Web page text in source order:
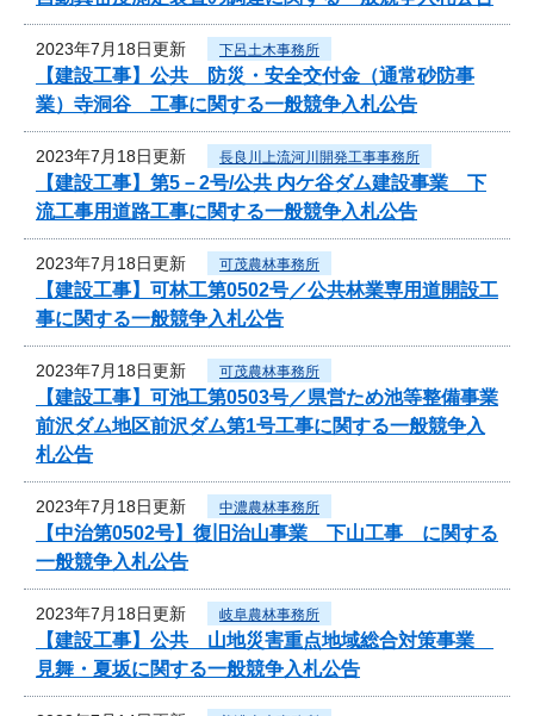
2023年7月18日更新 下呂土木事務所
【建設工事】公共 防災・安全交付金（通常砂防事
業）寺洞谷 工事に関する一般競争入札公告
2023年7月18日更新 長良川上流河川開発工事事務所
【建設工事】第5－2号/公共 内ケ谷ダム建設事業 下
流工事用道路工事に関する一般競争入札公告
2023年7月18日更新 可茂農林事務所
【建設工事】可林工第0502号／公共林業専用道開設工
事に関する一般競争入札公告
2023年7月18日更新 可茂農林事務所
【建設工事】可池工第0503号／県営ため池等整備事業
前沢ダム地区前沢ダム第1号工事に関する一般競争入
札公告
2023年7月18日更新 中濃農林事務所
【中治第0502号】復旧治山事業 下山工事 に関する
一般競争入札公告
2023年7月18日更新 岐阜農林事務所
【建設工事】公共 山地災害重点地域総合対策事業
見舞・夏坂に関する一般競争入札公告